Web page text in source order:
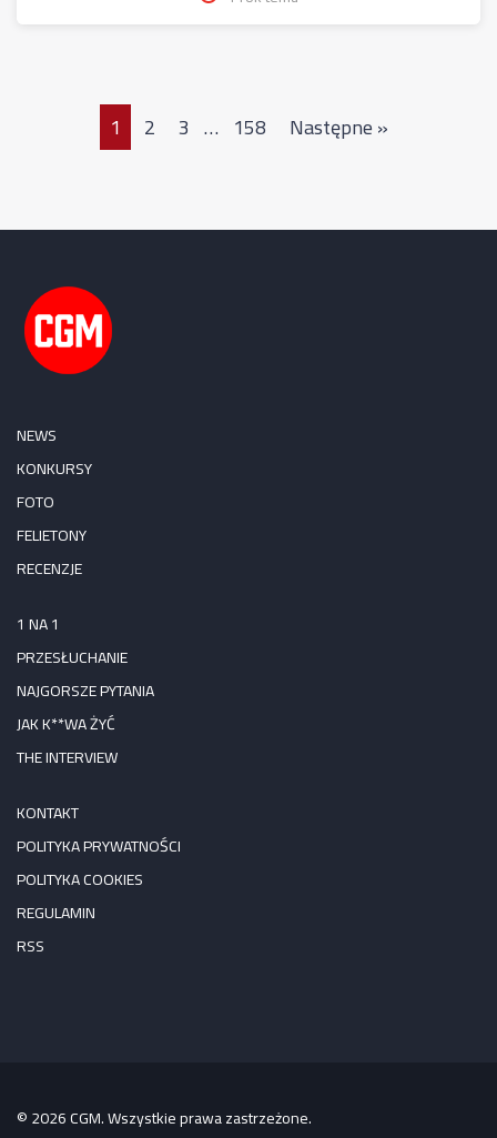
1 2 3 … 158 Następne »
NEWS
KONKURSY
FOTO
FELIETONY
RECENZJE
1 NA 1
PRZESŁUCHANIE
NAJGORSZE PYTANIA
JAK K**WA ŻYĆ
THE INTERVIEW
KONTAKT
POLITYKA PRYWATNOŚCI
POLITYKA COOKIES
REGULAMIN
RSS
© 2026 CGM. Wszystkie prawa zastrzeżone.